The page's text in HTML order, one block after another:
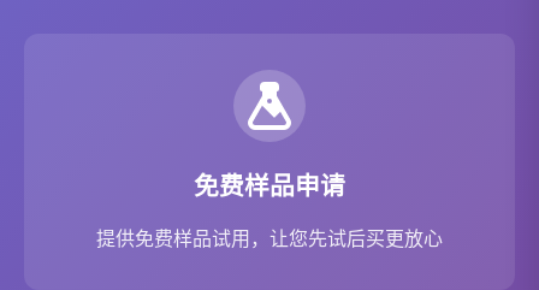
免费样品申请
提供免费样品试用，让您先试后买更放心